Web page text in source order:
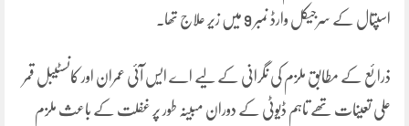
اسپتال کے سرجیکل وارڈ نمبر 9 میں زیر علاج تھا۔
ذرائع کے مطابق ملزم کی نگرانی کے لیے اے ایس آئی عمران اور کانسٹیبل قمر
علی تعینات تھے تاہم ڈیوٹی کے دوران مبینہ طور پر غفلت کے باعث ملزم